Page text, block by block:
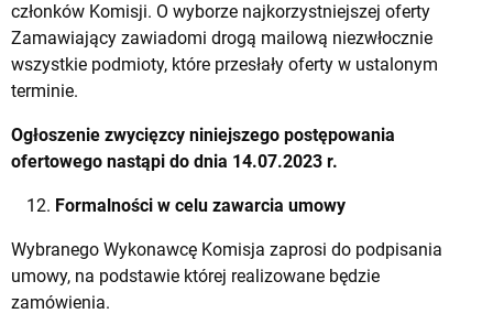
członków Komisji. O wyborze najkorzystniejszej oferty
Zamawiający zawiadomi drogą mailową niezwłocznie
wszystkie podmioty, które przesłały oferty w ustalonym
terminie.
Ogłoszenie zwycięzcy niniejszego postępowania
ofertowego nastąpi do dnia 14.07.2023 r.
Formalności w celu zawarcia umowy
Wybranego Wykonawcę Komisja zaprosi do podpisania
umowy, na podstawie której realizowane będzie
zamówienia.